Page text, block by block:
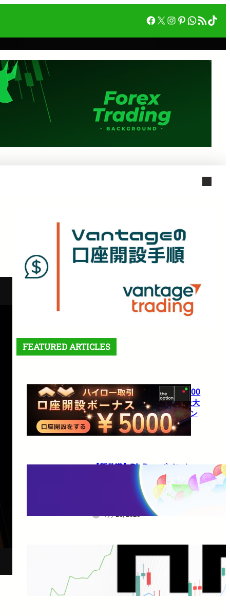
Facebook
X Instagram
Pinterest
RSS フィード
FEATURED ARTICLES
【theoption】口座開設で5,000
円！さらに仮想通貨入金で最大
10%還元の超豪華キャンペーン
1月 27, 2026
【新常識】BigBossポイント
（BBP）を使い倒せ！取引のた
びに還元される豪華特典のすべ
1月 26, 2026
HFMは日本人でも使えますか？
1月 21, 2026